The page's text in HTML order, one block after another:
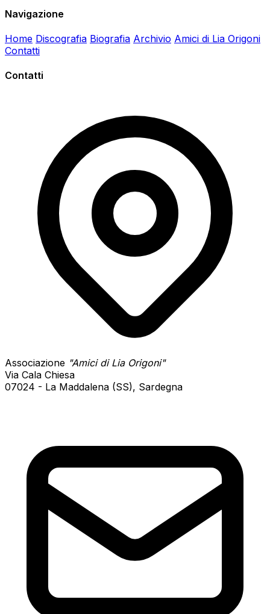
Navigazione
Home Discografia Biografia Archivio Amici di Lia Origoni
Contatti
Contatti
Associazione "Amici di Lia Origoni"
Via Cala Chiesa
07024 - La Maddalena (SS), Sardegna